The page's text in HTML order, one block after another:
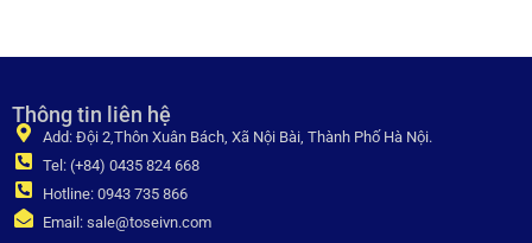
Thông tin liên hệ
Add: Đội 2,Thôn Xuân Bách, Xã Nội Bài, Thành Phố Hà Nội.
Tel: (+84) 0435 824 668
Hotline: 0943 735 866
Email: sale@toseivn.com